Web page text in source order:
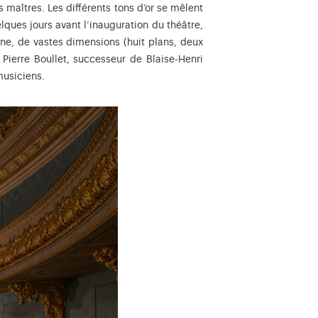
Les différents tons d’or se mêlent
Jacques Lagrenée (1739-1821), dit Lagrenée le Jeune, peintre,
jours avant l’inauguration du théâtre,
de vastes dimensions (huit plans, deux
Boullet, successeur de Blaise-Henri